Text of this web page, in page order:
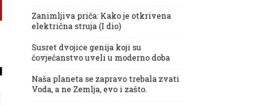
Zanimljiva priča: Kako je otkrivena
električna struja (I dio)
Susret dvojice genija koji su
čovječanstvo uveli u moderno doba
Naša planeta se zapravo trebala zvati
Voda, a ne Zemlja, evo i zašto.